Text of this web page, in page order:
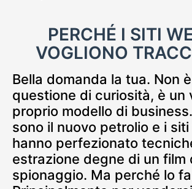
PERCHÉ I SITI
VOGLIONO
Bella domanda la tua. Non
questione di curiosità, è un
proprio modello di
sono il nuovo petrolio e i
hanno perfezionato
estrazione degne di un film
spionaggio. Ma perché lo